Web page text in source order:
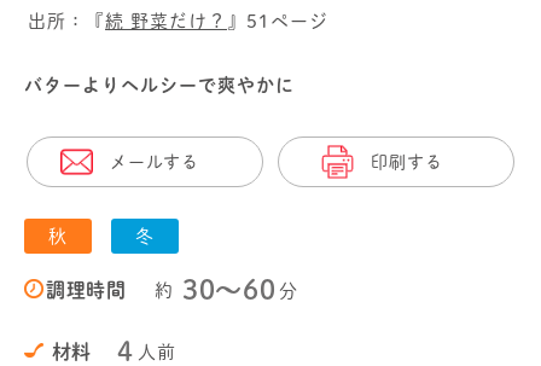
出所：『続 野菜だけ？ 』51ページ
バターよりヘルシーで爽やかに
メールする 印刷する
秋 冬
調理時間 約 30〜60 分
材料 4 人前